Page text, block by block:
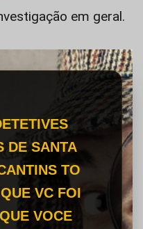
em geral.
DE SANTA
TO
VC FOI
VOCE